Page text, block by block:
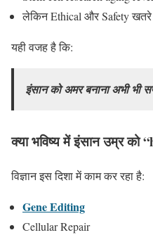
लेकिन Ethical और Safety खतरे
यही वजह है कि:
इंसान को अमर बनाना अभी भी
क्या भविष्य में इंसान उम्र को
विज्ञान इस दिशा में काम कर रहा है:
Gene Editing
Cellular Repair